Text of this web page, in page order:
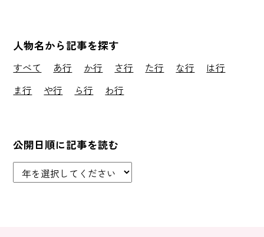
人物名から記事を探す
すべて あ行 か行 さ行 た行 な行
は行
ま行
や行 ら行 わ行
公開日順に記事を読む